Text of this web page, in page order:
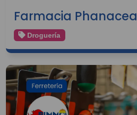
Farmacia Phanacea
Droguería